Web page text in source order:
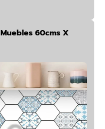
60cms X